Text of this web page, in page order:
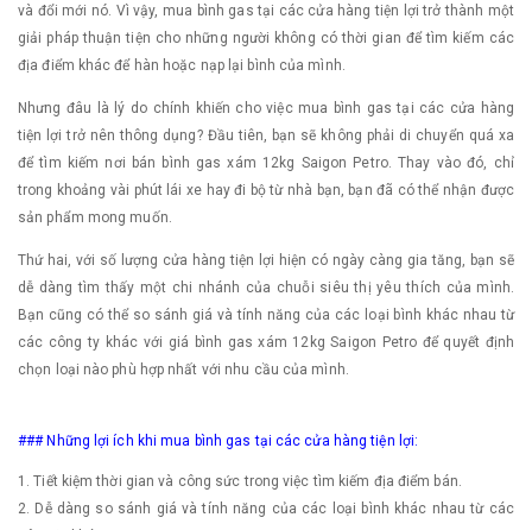
và đổi mới nó. Vì vậy, mua bình gas tại các cửa hàng tiện lợi trở thành một
giải pháp thuận tiện cho những người không có thời gian để tìm kiếm các
địa điểm khác để hàn hoặc nạp lại bình của mình.
Nhưng đâu là lý do chính khiến cho việc mua bình gas tại các cửa hàng
tiện lợi trở nên thông dụng? Đầu tiên, bạn sẽ không phải di chuyển quá xa
để tìm kiếm nơi bán bình gas xám 12kg Saigon Petro. Thay vào đó, chỉ
trong khoảng vài phút lái xe hay đi bộ từ nhà bạn, bạn đã có thể nhận được
sản phẩm mong muốn.
Thứ hai, với số lượng cửa hàng tiện lợi hiện có ngày càng gia tăng, bạn sẽ
dễ dàng tìm thấy một chi nhánh của chuỗi siêu thị yêu thích của mình.
Bạn cũng có thể so sánh giá và tính năng của các loại bình khác nhau từ
các công ty khác với giá bình gas xám 12kg Saigon Petro để quyết định
chọn loại nào phù hợp nhất với nhu cầu của mình.
### Những lợi ích khi mua bình gas tại các cửa hàng tiện lợi:
1. Tiết kiệm thời gian và công sức trong việc tìm kiếm địa điểm bán.
2. Dễ dàng so sánh giá và tính năng của các loại bình khác nhau từ các